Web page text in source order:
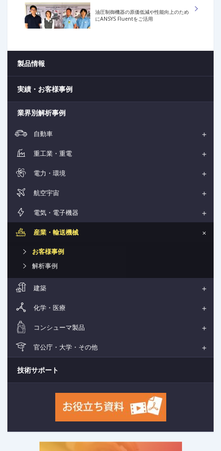
油圧制御機器の原価低減や性能向上のため
にANSYS Fluentをご活用
製品情報
実績・お客様事例
業界別解析事例
自動車
重工業・重電
電力・環境
航空宇宙
電気・電子機器
産業・輸送機械
お客様事例
解析事例
建築
化学・医療
コンシューマ製品
官公庁・大学・その他
技術サポート